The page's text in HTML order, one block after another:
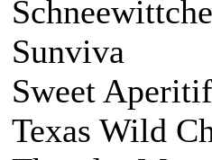
Sunviva
Sweet Aperitif
Texas Wild